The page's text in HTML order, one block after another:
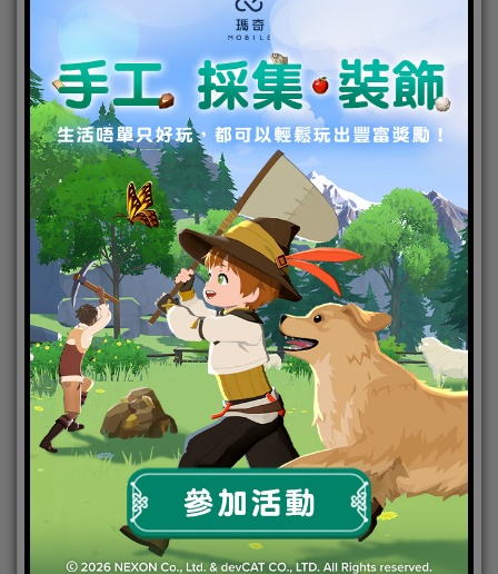
錶特效；伴隨許墨的為深沉的紫色蝴蝶特效；而白起
則是清新的橘黃色銀杏葉特效。
新年限定羈絆 限時復刻上架